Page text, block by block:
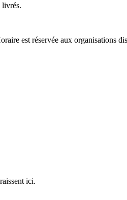
livrés.
est réservée aux organisations
ici.